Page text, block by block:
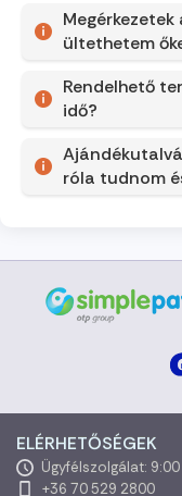
ültethetem
Rendelhető
idő?
róla tudnom
ELÉRHETŐSÉGEK
Ügyfélszolgálat:
+36 70 529 2800